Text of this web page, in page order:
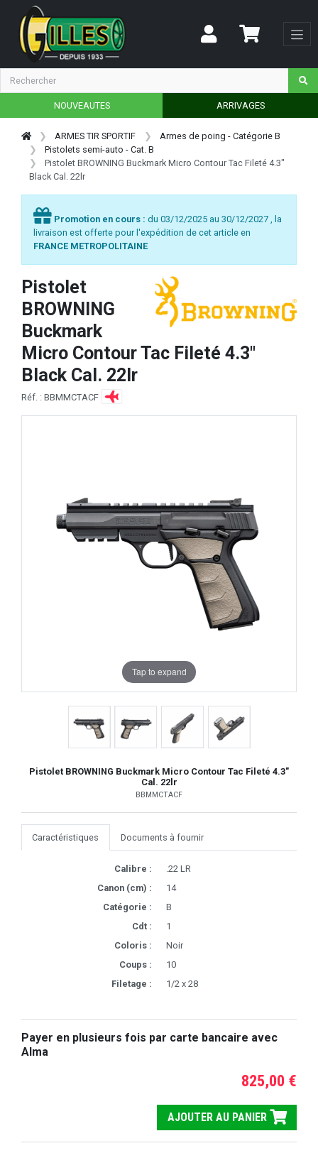
NOUVEAUTES ARRIVAGES
ARMES TIR SPORTIF
Armes de poing - Catégorie B
Pistolets semi-auto - Cat. B
Pistolet BROWNING Buckmark Micro Contour Tac Fileté 4.3"
Black Cal. 22lr
Promotion en cours : du 03/12/2025 au 30/12/2027 , la
livraison est offerte pour l'expédition de cet article en
FRANCE METROPOLITAINE
Pistolet
BROWNING
Buckmark
Micro Contour Tac Fileté 4.3"
Black Cal. 22lr
Réf. : BBMMCTACF
Tap to expand
Pistolet BROWNING Buckmark Micro Contour Tac Fileté 4.3"
Cal. 22lr
BBMMCTACF
Caractéristiques Documents à fournir
Calibre :
.22 LR
Canon (cm) :
14
Catégorie :
B
Cdt :
1
Coloris :
Noir
Coups :
10
Filetage :
1/2 x 28
Payer en plusieurs fois par carte bancaire avec
Alma
825,00 €
AJOUTER AU PANIER